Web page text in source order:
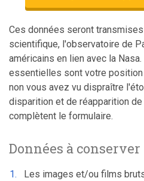
Ces données seront
scientifique, l'observatoire de
américains en lien avec la
essentielles sont votre position
non vous avez vu dispraître
disparition et de réapparition
complètent le formulaire.
Données à conserver
Les images et/ou films